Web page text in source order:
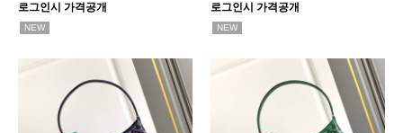
로그인시 가격공개
NEW
로그인시 가격공개
NEW